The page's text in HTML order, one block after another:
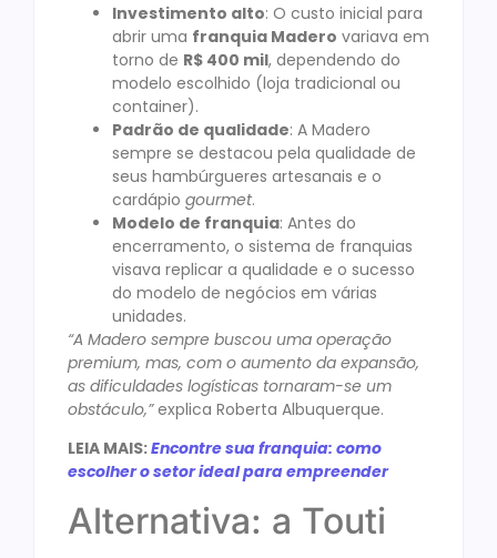
Investimento alto: O custo inicial para
abrir uma franquia Madero variava em
torno de R$ 400 mil, dependendo do
modelo escolhido (loja tradicional ou
container).
Padrão de qualidade: A Madero
sempre se destacou pela qualidade de
seus hambúrgueres artesanais e o
cardápio gourmet.
Modelo de franquia: Antes do
encerramento, o sistema de franquias
visava replicar a qualidade e o sucesso
do modelo de negócios em várias
unidades.
“A Madero sempre buscou uma operação
premium, mas, com o aumento da expansão,
as dificuldades logísticas tornaram-se um
obstáculo,”explica Roberta Albuquerque.
LEIA MAIS:Encontre sua franquia: como
escolher o setor ideal para empreender
Alternativa: a Touti